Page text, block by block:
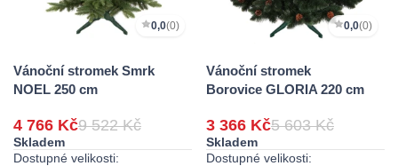
0,0(0)
Vánoční stromek Smrk
NOEL 250 cm
4 766 Kč9 522 Kč
Skladem
Dostupné velikosti:
0,0(0)
Vánoční stromek
Borovice GLORIA 220 cm
3 366 Kč5 603 Kč
Skladem
Dostupné velikosti: